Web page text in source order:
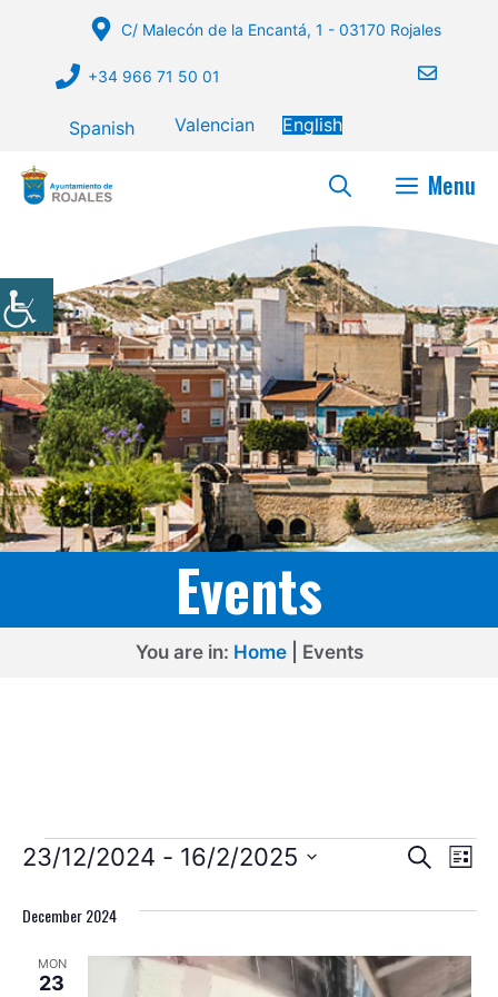
C/ Malecón de la Encantá, 1 - 03170 Rojales
+34 966 71 50 01
Spanish Valencian English
Menu
Events
You are in: Home| Events
Events
E
v
n
S
h
E
e
n
L
s
23/12/2024 - 16/2/2025
e
December 2024
MON
23